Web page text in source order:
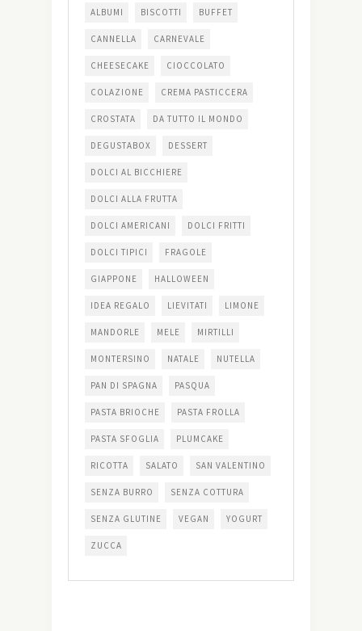
ALBUMI BISCOTTI BUFFET
CANNELLA CARNEVALE
CHEESECAKE CIOCCOLATO
COLAZIONE CREMA PASTICCERA
CROSTATA DA TUTTO IL MONDO
DEGUSTABOX DESSERT
DOLCI AL BICCHIERE
DOLCI ALLA FRUTTA
DOLCI AMERICANI DOLCI FRITTI
DOLCI TIPICI FRAGOLE
GIAPPONE HALLOWEEN
IDEA REGALO LIEVITATI LIMONE
MANDORLE MELE MIRTILLI
MONTERSINO NATALE NUTELLA
PAN DI SPAGNA PASQUA
PASTA BRIOCHE PASTA FROLLA
PASTA SFOGLIA PLUMCAKE
RICOTTA SALATO SAN VALENTINO
SENZA BURRO SENZA COTTURA
SENZA GLUTINE VEGAN YOGURT
ZUCCA